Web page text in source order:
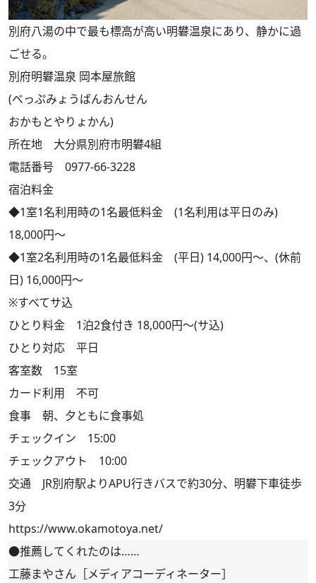
別府八湯の中で最も標高が高い明礬温泉にあり、静かに過
ごせる。
別府明礬温泉 岡本屋旅館
(べっぷみょうばんおんせん
おかもとやりょかん)
所在地 大分県別府市明礬4組
電話番号 0977-66-3228
宿泊料金
◆1室1名利用時の1名最低料金 (1名利用は平日のみ)
18,000円～
◆1室2名利用時の1名最低料金 (平日) 14,000円～、(休前
日) 16,000円～
※すべてサ込
ひとり料金 1泊2食付き 18,000円～(サ込)
ひとり対応 平日
客室数 15室
カード利用 不可
食事 朝、夕ともに食事処
チェックイン 15:00
チェックアウト 10:00
交通 JR別府駅よりAPU行きバスで約30分、明礬下車徒歩
3分
https://www.okamotoya.net/
●推薦してくれたのは……
工藤まやさん［メディアコーディネーター］